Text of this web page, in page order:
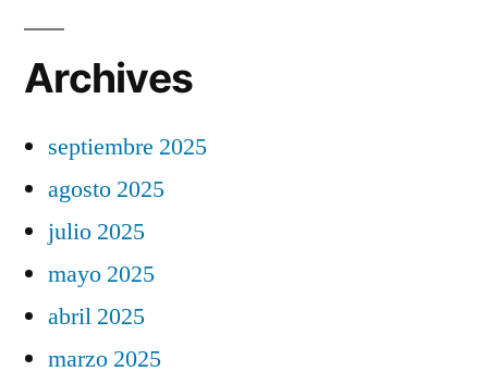
Archives
septiembre 2025
agosto 2025
julio 2025
mayo 2025
abril 2025
marzo 2025